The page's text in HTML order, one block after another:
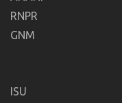
RNPR
GNM
ISU